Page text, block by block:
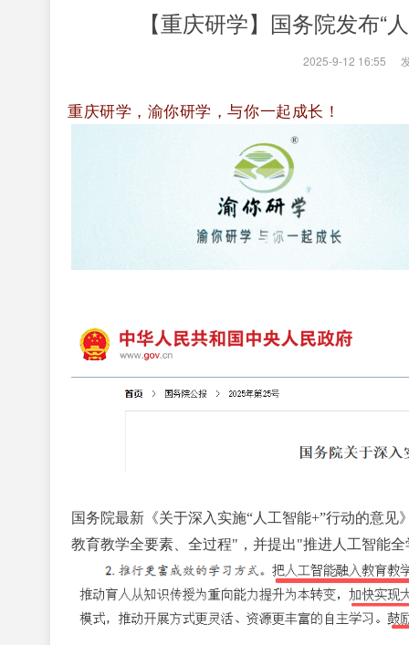
【重庆研学】国务院发布“
2025-9-12 16:55
重庆研学，渝你研学，与你一起成长！
国务院最新《关于深入实施“人工智能+”行动的意
教育教学全要素、全过程"，并提出"推进人工智能